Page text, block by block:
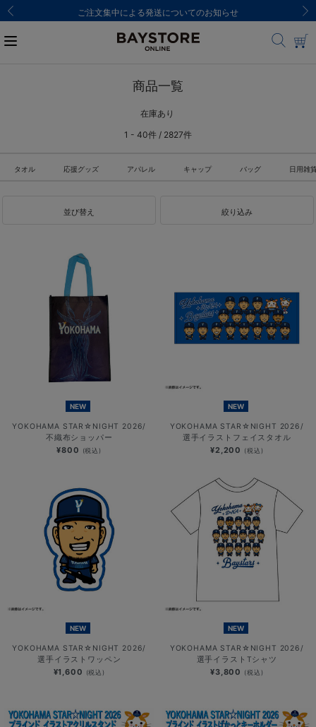
ご注文集中による発送についてのお知らせ
商品一覧
在庫あり
1 - 40件 / 2827件
タオル 応援グッズ アパレル キャップ バッグ 日用雑
並び替え 絞り込み
NEW
YOKOHAMA STAR☆NIGHT 2026/
不織布ショッパー
¥800 (税込)
NEW
YOKOHAMA STAR☆NIGHT 2026/
選手イラストフェイスタオル
¥2,200 (税込)
NEW
YOKOHAMA STAR☆NIGHT 2026/
選手イラストワッペン
¥1,600 (税込)
NEW
YOKOHAMA STAR☆NIGHT 2026/
選手イラストTシャツ
¥3,800 (税込)